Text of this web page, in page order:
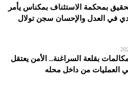
بمحكمة الاستئناف بمكناس يأمر
في العدل والإحسان سجن تولال
بقلعة السراغنة.. الأمن يعتقل
العمليات من داخل محله